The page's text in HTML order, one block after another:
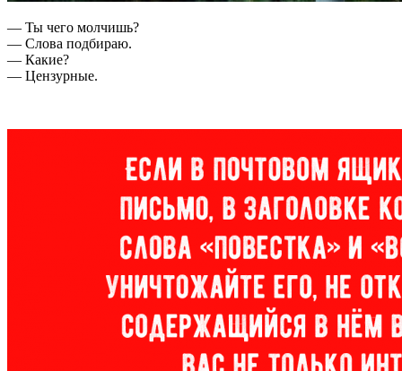
— Ты чего молчишь?
— Слова подбираю.
— Какие?
— Цензурные.